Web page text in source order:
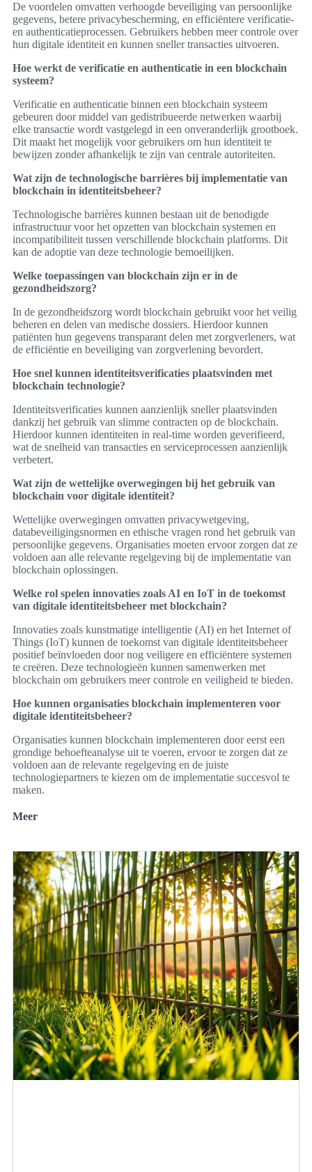
De voordelen omvatten verhoogde beveiliging van persoonlijke
gegevens, betere privacybescherming, en efficiëntere verificatie-
en authenticatieprocessen. Gebruikers hebben meer controle over
hun digitale identiteit en kunnen sneller transacties uitvoeren.
Hoe werkt de verificatie en authenticatie in een blockchain
systeem?
Verificatie en authenticatie binnen een blockchain systeem
gebeuren door middel van gedistribueerde netwerken waarbij
elke transactie wordt vastgelegd in een onveranderlijk grootboek.
Dit maakt het mogelijk voor gebruikers om hun identiteit te
bewijzen zonder afhankelijk te zijn van centrale autoriteiten.
Wat zijn de technologische barrières bij implementatie van
blockchain in identiteitsbeheer?
Technologische barrières kunnen bestaan uit de benodigde
infrastructuur voor het opzetten van blockchain systemen en
incompatibiliteit tussen verschillende blockchain platforms. Dit
kan de adoptie van deze technologie bemoeilijken.
Welke toepassingen van blockchain zijn er in de
gezondheidszorg?
In de gezondheidszorg wordt blockchain gebruikt voor het veilig
beheren en delen van medische dossiers. Hierdoor kunnen
patiënten hun gegevens transparant delen met zorgverleners, wat
de efficiëntie en beveiliging van zorgverlening bevordert.
Hoe snel kunnen identiteitsverificaties plaatsvinden met
blockchain technologie?
Identiteitsverificaties kunnen aanzienlijk sneller plaatsvinden
dankzij het gebruik van slimme contracten op de blockchain.
Hierdoor kunnen identiteiten in real-time worden geverifieerd,
wat de snelheid van transacties en serviceprocessen aanzienlijk
verbetert.
Wat zijn de wettelijke overwegingen bij het gebruik van
blockchain voor digitale identiteit?
Wettelijke overwegingen omvatten privacywetgeving,
databeveiligingsnormen en ethische vragen rond het gebruik van
persoonlijke gegevens. Organisaties moeten ervoor zorgen dat ze
voldoen aan alle relevante regelgeving bij de implementatie van
blockchain oplossingen.
Welke rol spelen innovaties zoals AI en IoT in de toekomst
van digitale identiteitsbeheer met blockchain?
Innovaties zoals kunstmatige intelligentie (AI) en het Internet of
Things (IoT) kunnen de toekomst van digitale identiteitsbeheer
positief beïnvloeden door nog veiligere en efficiëntere systemen
te creëren. Deze technologieën kunnen samenwerken met
blockchain om gebruikers meer controle en veiligheid te bieden.
Hoe kunnen organisaties blockchain implementeren voor
digitale identiteitsbeheer?
Organisaties kunnen blockchain implementeren door eerst een
grondige behoefteanalyse uit te voeren, ervoor te zorgen dat ze
voldoen aan de relevante regelgeving en de juiste
technologiepartners te kiezen om de implementatie succesvol te
maken.
Meer